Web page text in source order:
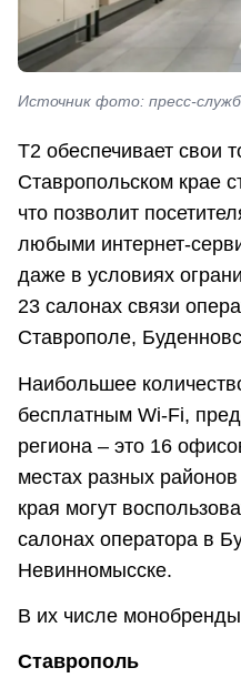
Источник фото: пресс-
Т2 обеспечивает свои
Ставропольском крае
что позволит
любыми интернет-
даже в условиях
23 салонах связи
Ставрополе,
Наибольшее
бесплатным Wi-Fi,
региона – это 16
местах разных
края могут
салонах оператора в
Невинномысске.
В их числе
Ставрополь